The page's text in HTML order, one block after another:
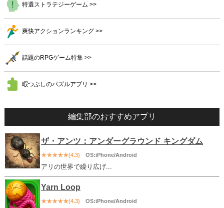
特選ストラテジーゲーム >>
爽快アクションランキング >>
話題のRPGゲーム特集 >>
暇つぶしのパズルアプリ >>
編集部のおすすめアプリ
ザ・アンツ：アンダーグラウンド キングダム
★★★★★(4.3) OS:iPhone/Android
アリの世界で繰り広げ...
Yarn Loop
★★★★★(4.3) OS:iPhone/Android